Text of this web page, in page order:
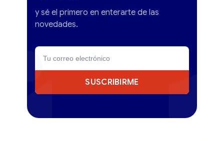
y sé el primero en enterarte de las
novedades.
SUSCRIBIRME